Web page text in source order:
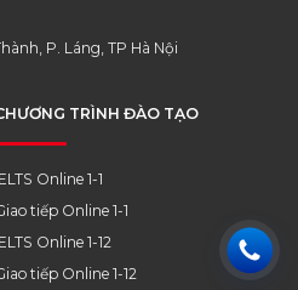
P. Láng, TP Hà Nội
TRÌNH ĐÀO TẠO
Online 1-1
tiếp Online 1-1
Online 1-12
tiếp Online 1-12